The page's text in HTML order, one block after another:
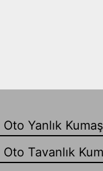
Oto Yanlık
Oto Tavanlık